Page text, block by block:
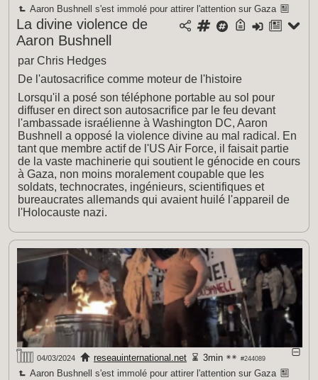
Aaron Bushnell s'est immolé pour attirer l'attention sur Gaza
La divine violence de
Aaron Bushnell
par Chris Hedges
De l'autosacrifice comme moteur de l'histoire
Lorsqu'il a posé son téléphone portable au sol pour
diffuser en direct son autosacrifice par le feu devant
l'ambassade israélienne à Washington DC, Aaron
Bushnell a opposé la violence divine au mal radical. En
tant que membre actif de l'US Air Force, il faisait partie
de la vaste machinerie qui soutient le génocide en cours
à Gaza, non moins moralement coupable que les
soldats, technocrates, ingénieurs, scientifiques et
bureaucrates allemands qui avaient huilé l'appareil de
l'Holocauste nazi.
04/03/2024 reseauinternational.net 3min #244089
Aaron Bushnell s'est immolé pour attirer l'attention sur Gaza